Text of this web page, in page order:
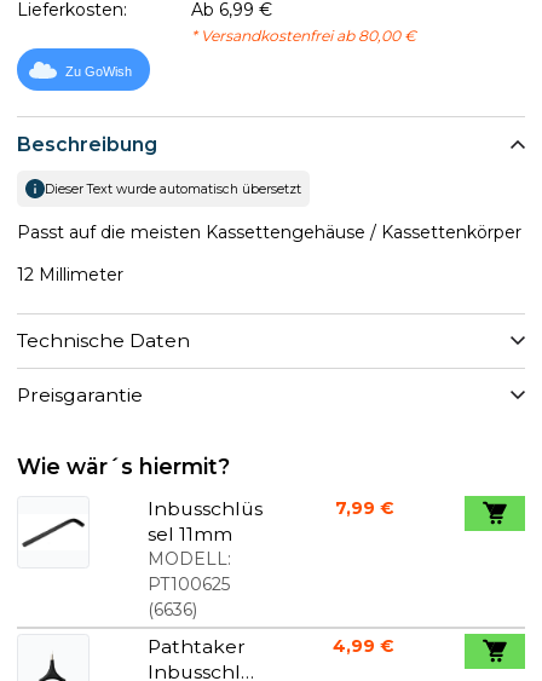
Beschreibung
Dieser Text wurde automatisch übersetzt
Passt auf die meisten Kassettengehäuse / Kassettenkörper
12 Millimeter
Technische Daten
Preisgarantie
Lieferkosten: Ab 6,99 €
* Versandkostenfrei ab 80,00 €
Zu GoWish
Wie wär´s hiermit?
Inbusschlüs
sel 11mm
MODELL:
PT100625
(6636)
7,99 €
Pathtaker
Inbusschlüs
4,99 €